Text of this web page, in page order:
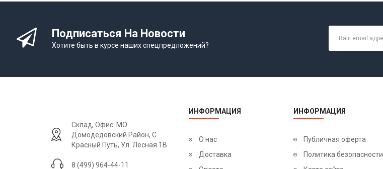
Подписаться На Новости
Хотите быть в курсе наших спецпредложений?
Склад, Офис: МО
Домодедовский Район, С.
Красный Путь, Ул. Лесная 1В
8 (499) 964-44-11
ИНФОРМАЦИЯ
О нас
Доставка
ИНФОРМАЦИЯ
Публичная оферта
Политика безопасности